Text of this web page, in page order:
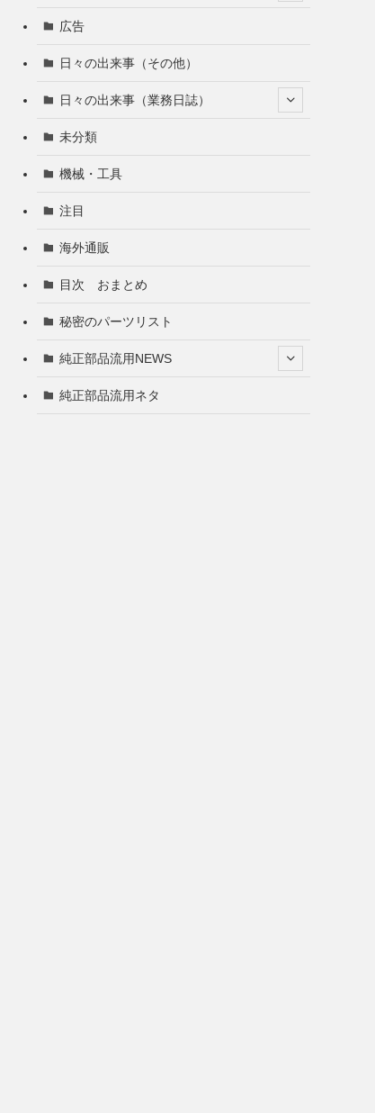
広告
日々の出来事（その他）
日々の出来事（業務日誌）
未分類
機械・工具
注目
海外通販
目次 おまとめ
秘密のパーツリスト
純正部品流用NEWS
純正部品流用ネタ